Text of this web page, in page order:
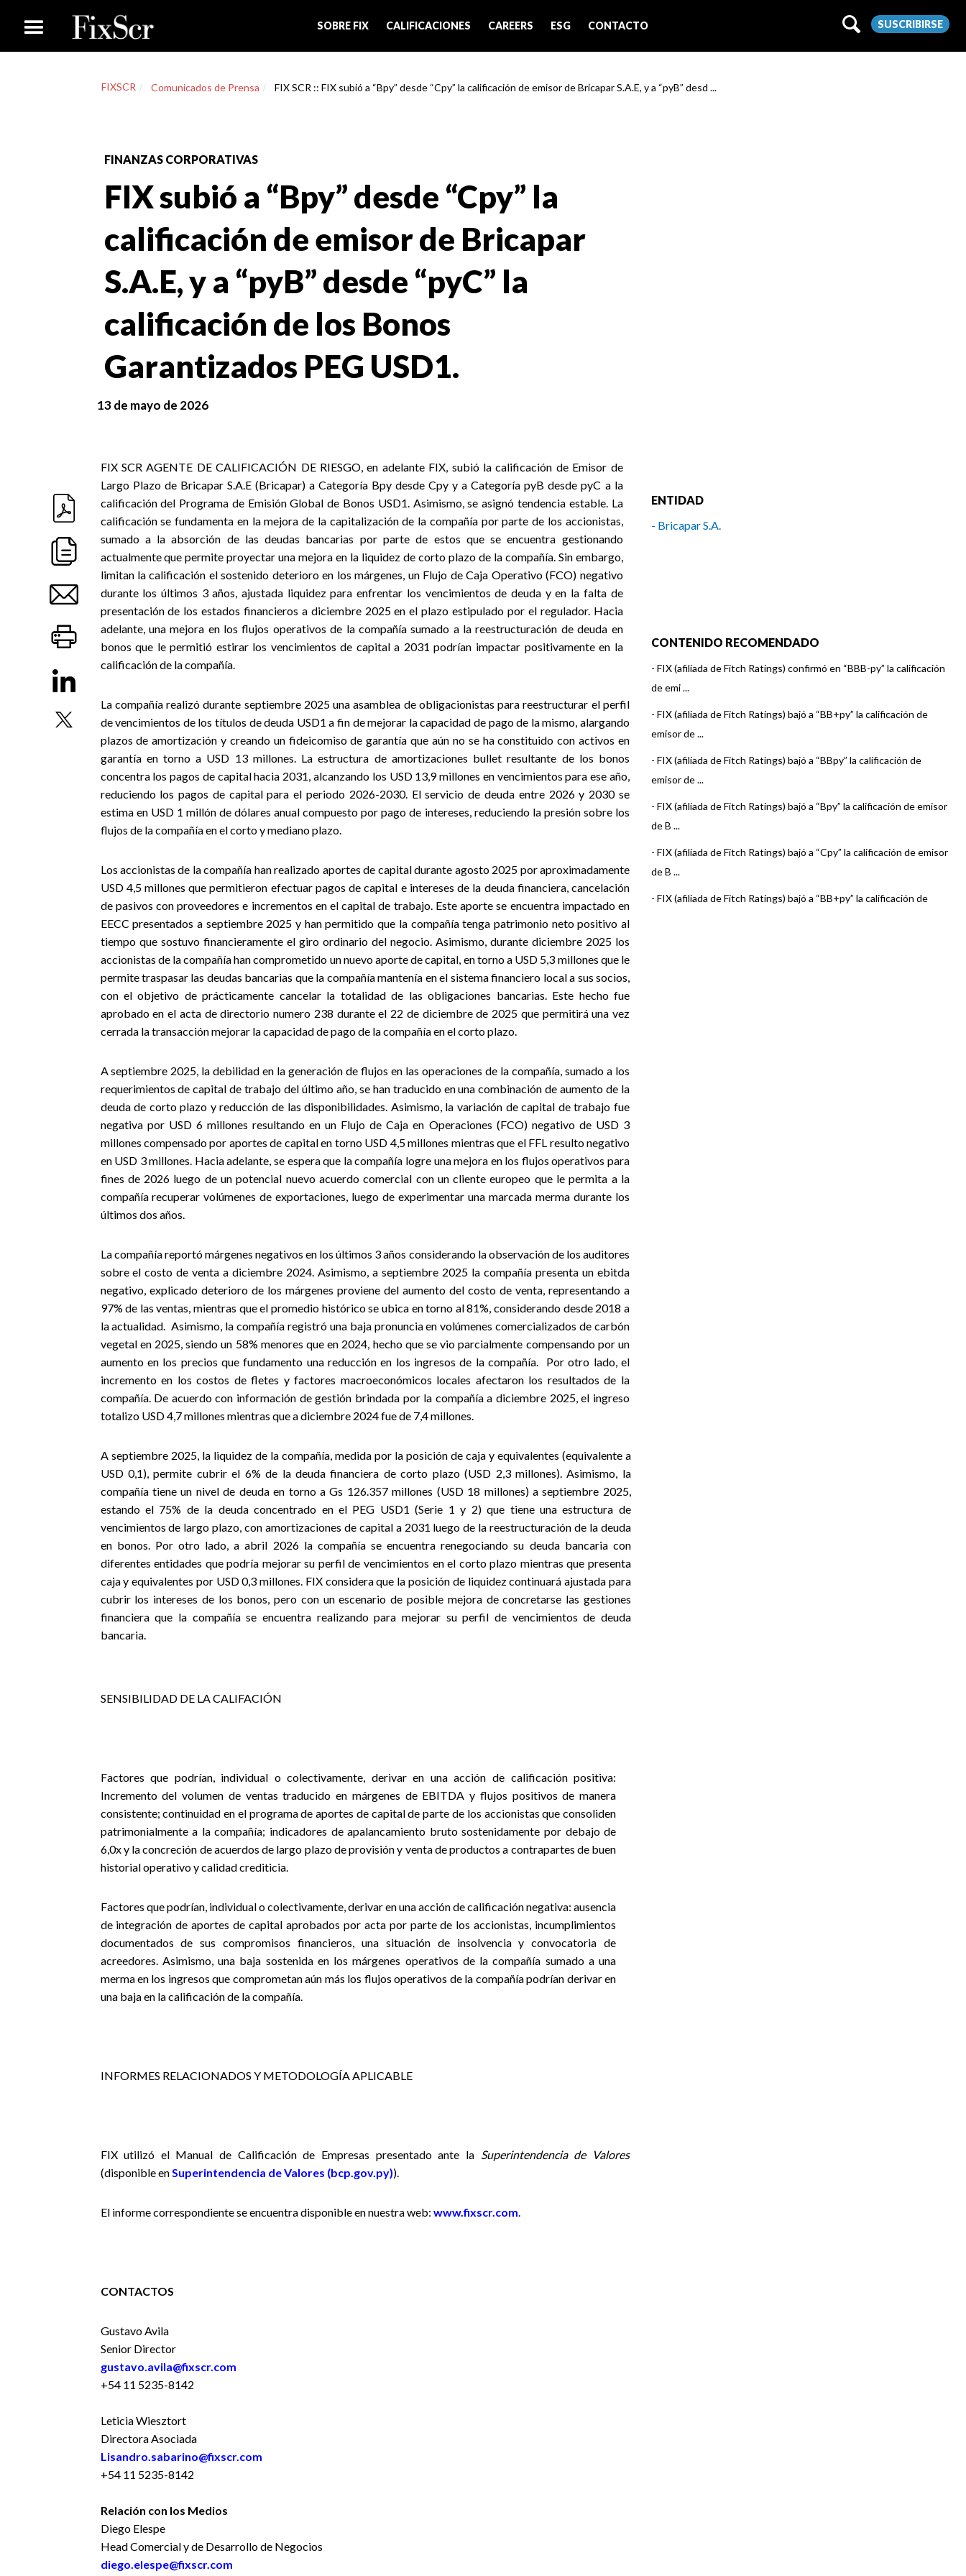
SOBRE FIX CALIFICACIONES CAREERS ESG CONTACTO SUSCRIBIRSE
FIXSCR Comunicados de Prensa FIX SCR :: FIX subió a “Bpy” desde “Cpy” la calificación de emisor de Bricapar S.A.E, y a “pyB” desd ...
FINANZAS CORPORATIVAS
FIX subió a “Bpy” desde “Cpy” la
calificación de emisor de Bricapar
S.A.E, y a “pyB” desde “pyC” la
calificación de los Bonos
Garantizados PEG USD1.
13 de mayo de 2026
FIX SCR AGENTE DE CALIFICACIÓN DE RIESGO,en adelante FIX, subió la calificación de Emisor de
Largo Plazo de Bricapar S.A.E (Bricapar) a Categoría Bpy desde Cpy y a Categoría pyB desde pyC a la
calificación del Programa de Emisión Global de Bonos USD1. Asimismo, se asignó tendencia estable. La
calificación se fundamenta en la mejora de la capitalización de la compañía por parte de los accionistas,
sumado a la absorción de las deudas bancarias por parte de estos que se encuentra gestionando
actualmente que permite proyectar una mejora en la liquidez de corto plazo de la compañía. Sin embargo,
limitan la calificación el sostenido deterioro en los márgenes, un Flujo de Caja Operativo (FCO) negativo
durante los últimos 3 años, ajustada liquidez para enfrentar los vencimientos de deuda y en la falta de
presentación de los estados financieros a diciembre 2025 en el plazo estipulado por el regulador. Hacia
adelante, una mejora en los flujos operativos de la compañía sumado a la reestructuración de deuda en
bonos que le permitió estirar los vencimientos de capital a 2031 podrían impactar positivamente en la
calificación de la compañía.
La compañía realizó durante septiembre 2025 una asamblea de obligacionistas para reestructurar el perfil
de vencimientos de los títulos de deuda USD1 a fin de mejorar la capacidad de pago de la mismo, alargando
plazos de amortización y creando un fideicomiso de garantía que aún no se ha constituido con activos en
garantía en torno a USD 13 millones. La estructura de amortizaciones bullet resultante de los bonos
concentra los pagos de capital hacia 2031, alcanzando los USD 13,9 millones en vencimientos para ese año,
reduciendo los pagos de capital para el periodo 2026-2030. El servicio de deuda entre 2026 y 2030 se
estima en USD 1 millón de dólares anual compuesto por pago de intereses, reduciendo la presión sobre los
flujos de la compañía en el corto y mediano plazo.
Los accionistas de la compañía han realizado aportes de capital durante agosto 2025 por aproximadamente
USD 4,5 millones que permitieron efectuar pagos de capital e intereses de la deuda financiera, cancelación
de pasivos con proveedores e incrementos en el capital de trabajo. Este aporte se encuentra impactado en
EECC presentados a septiembre 2025 y han permitido que la compañía tenga patrimonio neto positivo al
tiempo que sostuvo financieramente el giro ordinario del negocio. Asimismo, durante diciembre 2025 los
accionistas de la compañía han comprometido un nuevo aporte de capital, en torno a USD 5,3 millones que le
permite traspasar las deudas bancarias que la compañía mantenía en el sistema financiero local a sus socios,
con el objetivo de prácticamente cancelar la totalidad de las obligaciones bancarias. Este hecho fue
aprobado en el acta de directorio numero 238 durante el 22 de diciembre de 2025 que permitirá una vez
cerrada la transacción mejorar la capacidad de pago de la compañía en el corto plazo.
A septiembre 2025, la debilidad en la generación de flujos en las operaciones de la compañía, sumado a los
requerimientos de capital de trabajo del último año, se han traducido en una combinación de aumento de la
deuda de corto plazo y reducción de las disponibilidades. Asimismo, la variación de capital de trabajo fue
negativa por USD 6 millones resultando en un Flujo de Caja en Operaciones (FCO) negativo de USD 3
millones compensado por aportes de capital en torno USD 4,5 millones mientras que el FFL resulto negativo
en USD 3 millones. Hacia adelante, se espera que la compañía logre una mejora en los flujos operativos para
fines de 2026 luego de un potencial nuevo acuerdo comercial con un cliente europeo que le permita a la
compañía recuperar volúmenes de exportaciones, luego de experimentar una marcada merma durante los
últimos dos años.
La compañía reportó márgenes negativos en los últimos 3 años considerando la observación de los auditores
sobre el costo de venta a diciembre 2024. Asimismo, a septiembre 2025 la compañía presenta un ebitda
negativo, explicado deterioro de los márgenes proviene del aumento del costo de venta, representando a
97% de las ventas, mientras que el promedio histórico se ubica en torno al 81%, considerando desde 2018 a
la actualidad. Asimismo, la compañía registró una baja pronuncia en volúmenes comercializados de carbón
vegetal en 2025, siendo un 58% menores que en 2024, hecho que se vio parcialmente compensando por un
aumento en los precios que fundamento una reducción en los ingresos de la compañía.
Por otro lado, el
incremento en los costos de fletes y factores macroeconómicos locales afectaron los resultados de la
compañía. De acuerdo con información de gestión brindada por la compañía a diciembre 2025, el ingreso
totalizo USD 4,7 millones mientras que a diciembre 2024 fue de 7,4 millones.
A septiembre 2025, la liquidez de la compañía, medida por la posición de caja y equivalentes (equivalente a
USD 0,1), permite cubrir el 6% de la deuda financiera de corto plazo (USD 2,3 millones). Asimismo, la
compañía tiene un nivel de deuda en torno a Gs 126.357 millones (USD 18 millones) a septiembre 2025,
estando el 75% de la deuda concentrado en el PEG USD1 (Serie 1 y 2) que tiene una estructura de
vencimientos de largo plazo, con amortizaciones de capital a 2031 luego de la reestructuración de la deuda
en bonos. Por otro lado, a abril 2026 la compañía se encuentra renegociando su deuda bancaria con
diferentes entidades que podría mejorar su perfil de vencimientos en el corto plazo mientras que presenta
caja y equivalentes por USD 0,3 millones. FIX considera que la posición de liquidez continuará ajustada para
cubrir los intereses de los bonos, pero con un escenario de posible mejora de concretarse las gestiones
financiera que la compañía se encuentra realizando para mejorar su perfil de vencimientos de deuda
bancaria.
SENSIBILIDAD DE LA CALIFACIÓN
Factores que podrían, individual o colectivamente, derivar en una acción de calificación positiva:
Incremento del volumen de ventas traducido en márgenes de EBITDA y flujos positivos de manera
consistente; continuidad en el programa de aportes de capital de parte de los accionistas que consoliden
patrimonialmente a la compañía; indicadores de apalancamiento bruto sostenidamente por debajo de
6,0x y la concreción de acuerdos de largo plazo de provisión y venta de productos a contrapartes de buen
historial operativo y calidad crediticia.
Factores que podrían, individual o colectivamente, derivar en una acción de calificación negativa: ausencia
de integración de aportes de capital aprobados por acta por parte de los accionistas, incumplimientos
documentados de sus compromisos financieros, una situación de insolvencia yconvocatoria de
acreedores. Asimismo, una baja sostenida en los márgenes operativos de la compañía sumado a una
merma en los ingresos que comprometan aún más los flujos operativos de la compañía podrían derivar en
una baja en la calificación de la compañía.
INFORMES RELACIONADOS Y METODOLOGÍA APLICABLE
FIX utilizó el Manual de Calificación de Empresas presentado ante la Superintendencia de Valores
(disponible enSuperintendencia de Valores (bcp.gov.py)).
El informe correspondiente se encuentra disponible en nuestra web: www.fixscr.com.
CONTACTOS
Gustavo Avila
Senior Director
gustavo.avila@fixscr.com
+54 11 5235-8142
Leticia Wiesztort
Directora Asociada
Lisandro.sabarino@fixscr.com
+54 11 5235-8142
Relación con los Medios
Diego Elespe
Head Comercial y de Desarrollo de Negocios
diego.elespe@fixscr.com
ENTIDAD
- Bricapar S.A.
CONTENIDO RECOMENDADO
- FIX (afiliada de Fitch Ratings) confirmó en “BBB-py” la calificación
de emi ...
- FIX (afiliada de Fitch Ratings) bajó a “BB+py” la calificación de
emisor de ...
- FIX (afiliada de Fitch Ratings) bajó a “BBpy” la calificación de
emisor de ...
- FIX (afiliada de Fitch Ratings) bajó a “Bpy” la calificación de emisor
de B ...
- FIX (afiliada de Fitch Ratings) bajó a “Cpy” la calificación de emisor
de B ...
- FIX (afiliada de Fitch Ratings) bajó a “BB+py” la calificación de